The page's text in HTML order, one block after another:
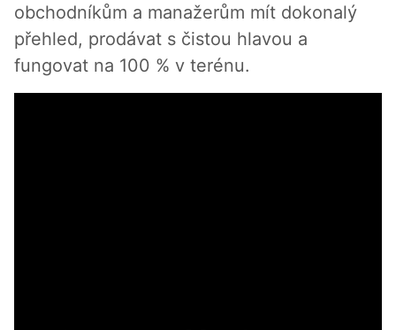
obchodníkům a manažerům mít dokonalý
přehled, prodávat s čistou hlavou a
fungovat na 100 % v terénu.